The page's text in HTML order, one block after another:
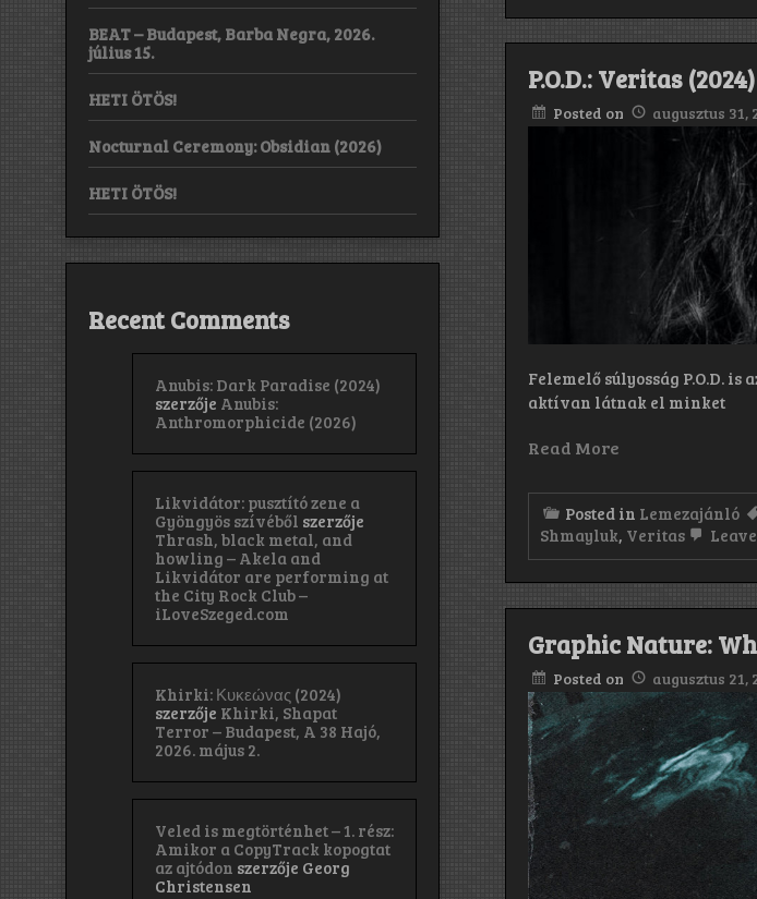
P.O.D.: Veritas (2024)
Posted on augusztus 31,
Felemelő súlyosság P.O.D.
aktívan látnak el minket
Read More
Posted in Lemezajánló
Shmayluk, Veritas
Graphic Nature:
Posted on augusztus 21,
BEAT – Budapest, Barba Negra, 2026.
július 15.
HETI ÖTÖS!
Nocturnal Ceremony: Obsidian (2026)
HETI ÖTÖS!
Recent Comments
Anubis: Dark Paradise (2024)
szerzője Anubis:
Anthromorphicide (2026)
Likvidátor: pusztító zene a
Gyöngyös szívéből szerzője
Thrash, black metal, and
howling – Akela and
Likvidátor are performing at
the City Rock Club –
iLoveSzeged.com
Khirki: Κ​υ​κ​ε​ώ​ν​α​ς (2024)
szerzője Khirki, Shapat
Terror – Budapest, A 38 Hajó,
2026. május 2.
Veled is megtörténhet – 1. rész:
Amikor a CopyTrack kopogtat
az ajtódon szerzője Georg
Christensen